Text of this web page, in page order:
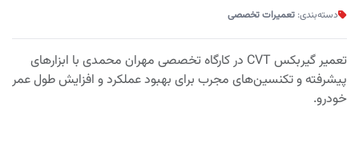
دسته‌بندی: تعمیرات تخصصی
تعمیر گیربکس CVT در کارگاه تخصصی مهران محمدی با ابزارهای
پیشرفته و تکنسین‌های مجرب برای بهبود عملکرد و افزایش طول عمر
خودرو.